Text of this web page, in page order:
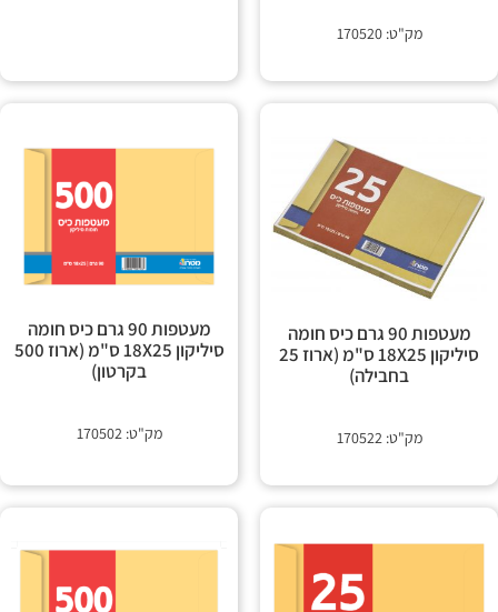
מק"ט: 170520
מעטפות 90 גרם כיס חומה
סיליקון 18X25 ס"מ (ארוז 25
בחבילה)
מק"ט: 170522
מעטפות 90 גרם כיס חומה
סיליקון 18X25 ס"מ (ארוז 500
בקרטון)
מק"ט: 170502